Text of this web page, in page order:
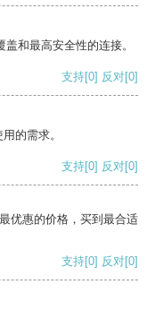
和最高安全性的连接。
支持[0] 反对[0]
的需求。
支持[0] 反对[0]
优惠的价格，买到最合适
支持[0] 反对[0]